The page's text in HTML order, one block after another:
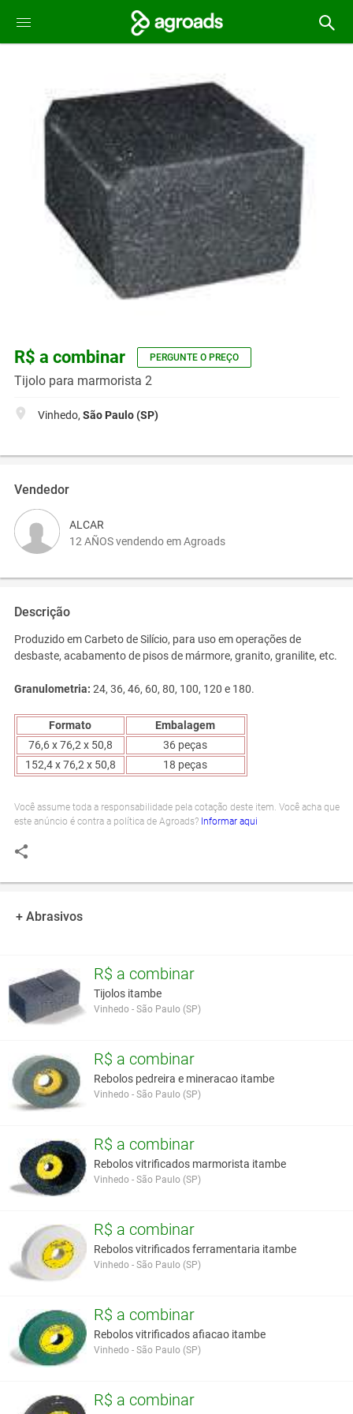
R$ a combinar PERGUNTE O PREÇO
Tijolo para marmorista 2
Vinhedo, São Paulo (SP)
Vendedor
ALCAR
12 AÑOS vendendo em Agroads
Descrição
Produzido em Carbeto de Silício, para uso em operações de
desbaste, acabamento de pisos de mármore, granito, granilite, etc.
Granulometria: 24, 36, 46, 60, 80, 100, 120 e 180.
Formato
Embalagem
76,6 x 76,2 x 50,8
36 peças
152,4 x 76,2 x 50,8
18 peças
Você assume toda a responsabilidade pela cotação deste item. Você acha que
este anúncio é contra a política de Agroads? Informar aqui
+ Abrasivos
R$ a combinar
Tijolos itambe
Vinhedo - São Paulo (SP)
R$ a combinar
Rebolos pedreira e mineracao itambe
Vinhedo - São Paulo (SP)
R$ a combinar
Rebolos vitrificados marmorista itambe
Vinhedo - São Paulo (SP)
R$ a combinar
Rebolos vitrificados ferramentaria itambe
Vinhedo - São Paulo (SP)
R$ a combinar
Rebolos vitrificados afiacao itambe
Vinhedo - São Paulo (SP)
R$ a combinar